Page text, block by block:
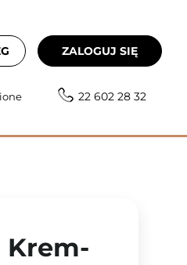
ZALOGUJ SIĘ
22 602 28 32
Krem-